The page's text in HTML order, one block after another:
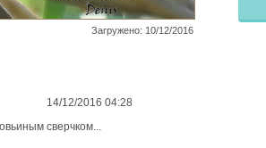
Загружено: 10/12/2016
14/12/2016 04:28
сверчком...